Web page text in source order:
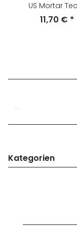
US Mortar
11,70 € *
Kategorien